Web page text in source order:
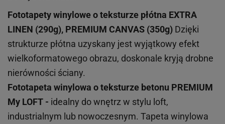
Fototapety winylowe oteksturze płótna EXTRA
LINEN (290g), PREMIUM CANVAS (350g) Dzięki
strukturze płótna uzyskany jest wyjątkowy efekt
wielkoformatowego obrazu, doskonale kryją drobne
nierówności ściany.
Fototapeta winylowa oteksturze betonu PREMIUM
My LOFT - idealny do wnętrz w stylu loft,
industrialnym lub nowoczesnym. Tapeta winylowa